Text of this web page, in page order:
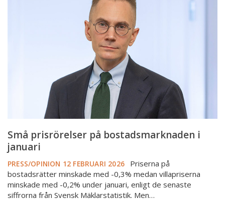
Små prisrörelser på bostadsmarknaden i
januari
PRESS/OPINION 12 FEBRUARI 2026
Priserna på
bostadsrätter minskade med -0,3% medan villapriserna
minskade med -0,2% under januari, enligt de senaste
siffrorna från Svensk Mäklarstatistik. Men…